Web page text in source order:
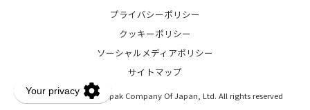
プライバシーポリシー
クッキーポリシー
ソーシャルメディアポリシー
サイトマップ
Copyright © 2020 Sanipak Company Of Japan, Ltd. All rights reserved